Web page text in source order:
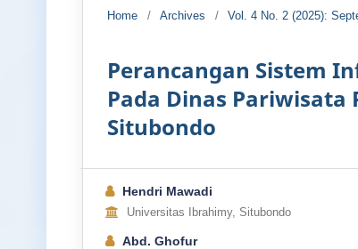
Home / Archives / Vol. 4 No. 2 (2025):
Perancangan Sistem
Pada Dinas Pariwisata
Situbondo
Hendri Mawadi
Universitas Ibrahimy, Situbondo
Abd. Ghofur